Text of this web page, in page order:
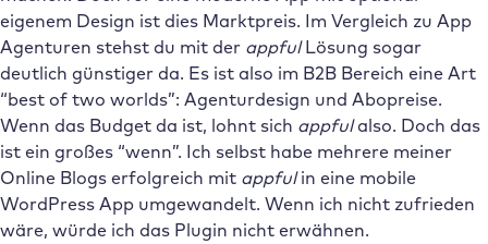
eigenem Design ist dies Marktpreis. Im Vergleich zu App
Agenturen stehst du mit der appfulLösung sogar
deutlich günstiger da. Es ist also im B2B Bereich eine Art
“best of two worlds”: Agenturdesign und Abopreise.
Wenn das Budget da ist, lohnt sich appfulalso. Doch das
ist ein großes “wenn”. Ich selbst habe mehrere meiner
Online Blogs erfolgreich mit appfulin eine mobile
WordPress App umgewandelt. Wenn ich nicht zufrieden
wäre, würde ich das Plugin nicht erwähnen.